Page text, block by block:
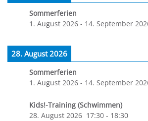
Sommerferien
1. August 2026 - 14. September
28. August 2026
Sommerferien
1. August 2026 - 14. September
Kids!-Training (Schwimmen)
28. August 2026 17:30 - 18:30